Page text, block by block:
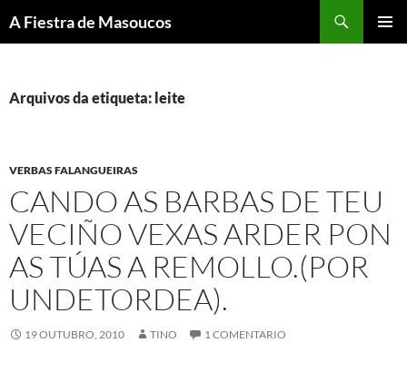
aoA Fiestra de Masoucos
Arquivos da etiqueta: leite
VERBAS FALANGUEIRAS
CANDO AS BARBAS DE TEU
VECIÑO VEXAS ARDER PON
AS TÚAS A REMOLLO.(POR
UNDETORDEA).
19 OUTUBRO, 2010 TINO 1 COMENTARIO